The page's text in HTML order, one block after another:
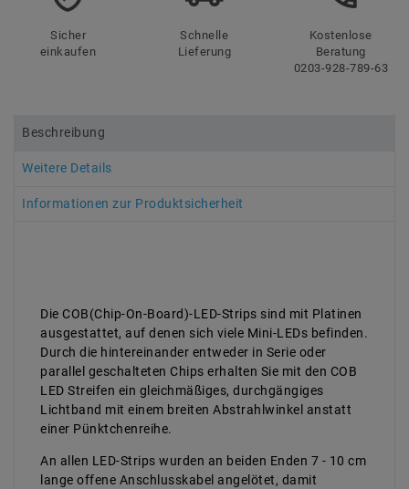
Sicher
einkaufen
Schnelle
Lieferung
Kostenlose
Beratung
0203-928-789-63
Beschreibung
Weitere Details
Informationen zur Produktsicherheit
Die COB(Chip-On-Board)-LED-Strips sind mit Platinen
ausgestattet, auf denen sich viele Mini-LEDs befinden.
Durch die hintereinander entweder in Serie oder
parallel geschalteten Chips erhalten Sie mit den COB
LED Streifen ein gleichmäßiges, durchgängiges
Lichtband mit einem breiten Abstrahlwinkel anstatt
einer Pünktchenreihe.
An allen LED-Strips wurden an beiden Enden 7 - 10 cm
lange offene Anschlusskabel angelötet, damit